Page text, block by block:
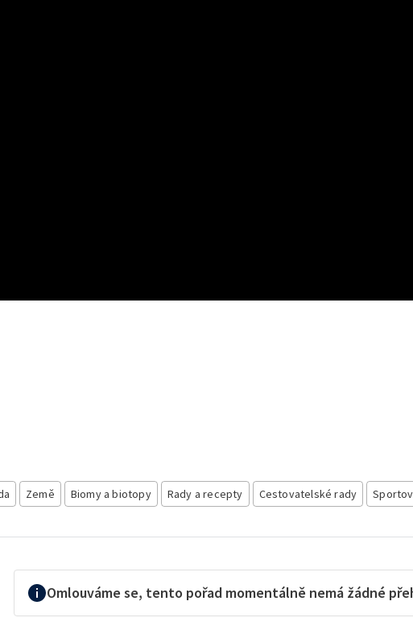
Země Biomy a biotopy Rady a recepty Cestovatelské rady
Omlouváme se, tento pořad momentálně nemá žádné